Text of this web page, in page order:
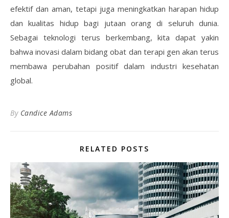
efektif dan aman, tetapi juga meningkatkan harapan hidup
dan kualitas hidup bagi jutaan orang di seluruh dunia.
Sebagai teknologi terus berkembang, kita dapat yakin
bahwa inovasi dalam bidang obat dan terapi gen akan terus
membawa perubahan positif dalam industri kesehatan
global.
By Candice Adams
RELATED POSTS